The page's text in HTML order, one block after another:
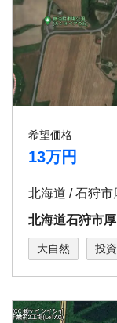
希望価格
13万円
北海道 / 石狩
北海道石狩市
大自然 投資